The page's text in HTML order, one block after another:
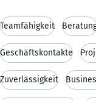
Teamfähigkeit
Geschäftskontakte
Zuverlässigkeit